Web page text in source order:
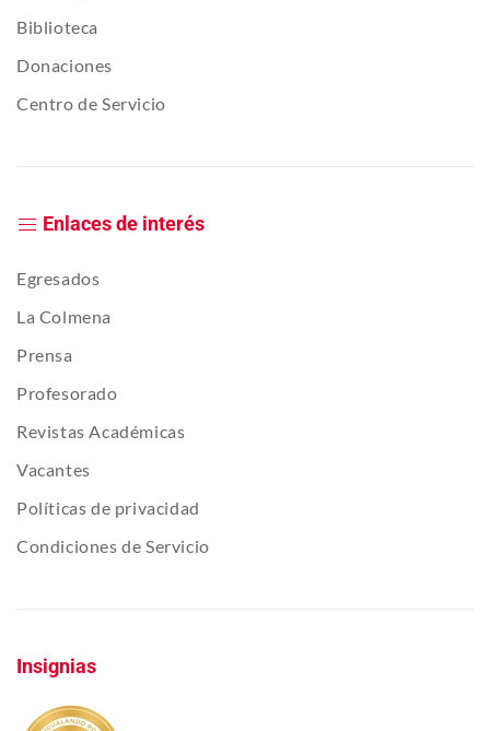
Biblioteca
Donaciones
Centro de Servicio
Enlaces de interés
Egresados
La Colmena
Prensa
Profesorado
Revistas Académicas
Vacantes
Políticas de privacidad
Condiciones de Servicio
Insignias